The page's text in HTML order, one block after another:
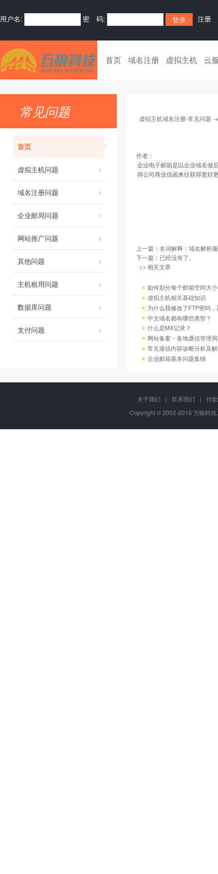
用户名: 密 码: 注册
首页 域名注册 虚拟主机 云
常见问题
首页
虚拟主机问题
域名注册问题
企业邮局问题
网站推广问题
其他问题
主机租用问题
数据库问题
支付问题
虚拟主机域名注册-常见问题
作者：
企业电子邮箱是以企业域名做
得公司商业信函来往获得更好
上一篇： 名词解释：域名解析
下一篇：已经没有了。
>> 相关文章
如何划分每个邮箱空间大
虚拟主机相关基础知识
为什么我修改了FTP密码
中文域名都有哪些类型？
什么是MX记录？
网站备案－各地通信管理
常见退信内容诊断分析及
企业邮箱基本问题集锦
关于我们 | 联系我们 |
付
Copyright © 2002-2016 万狼科